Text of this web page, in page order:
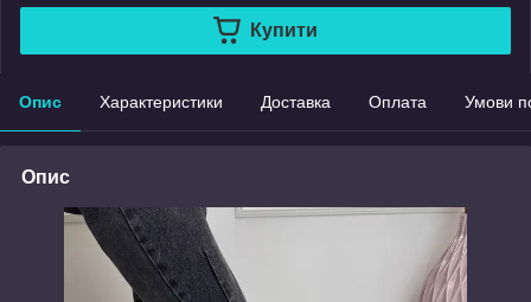
Купити
Опис Характеристики Доставка Оплата Умови
Опис